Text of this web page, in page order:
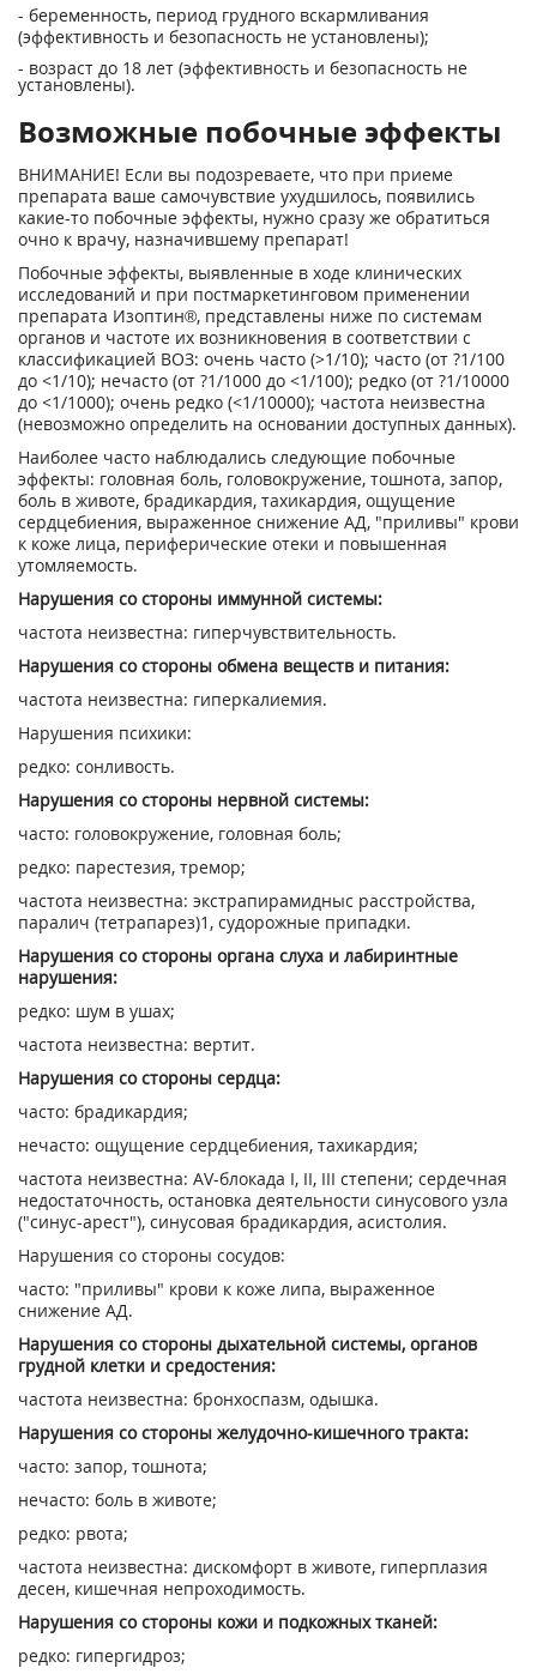
- беременность, период грудного вскармливания
(эффективность и безопасность не установлены);
- возраст до 18 лет (эффективность и безопасность не
установлены).
Возможные побочные эффекты
ВНИМАНИЕ! Если вы подозреваете, что при приеме
препарата ваше самочувствие ухудшилось, появились
какие-то побочные эффекты, нужно сразу же обратиться
очно к врачу, назначившему препарат!
Побочные эффекты, выявленные в ходе клинических
исследований и при постмаркетинговом применении
препарата Изоптин®, представлены ниже по системам
органов и частоте их возникновения в соответствии с
классификацией ВОЗ: очень часто (>1/10); часто (от ?1/100
до <1/10); нечасто (от ?1/1000 до <1/100); редко (от ?1/10000
до <1/1000); очень редко (<1/10000); частота неизвестна
(невозможно определить на основании доступных данных).
Наиболее часто наблюдались следующие побочные
эффекты: головная боль, головокружение, тошнота, запор,
боль в животе, брадикардия, тахикардия, ощущение
сердцебиения, выраженное снижение АД, "приливы" крови
к коже лица, периферические отеки и повышенная
утомляемость.
Нарушения со стороны иммунной системы:
частота неизвестна: гиперчувствительность.
Нарушения со стороны обмена веществ и питания:
частота неизвестна: гиперкалиемия.
Нарушения психики:
редко: сонливость.
Нарушения со стороны нервной системы:
часто: головокружение, головная боль;
редко: парестезия, тремор;
частота неизвестна: экстрапирамидныс расстройства,
паралич (тетрапарез)1 , судорожные припадки.
Нарушения со стороны органа слуха и лабиpинтные
нарушения:
редко: шум в ушах;
частота неизвестна: вертит.
Нарушения со стороны сердца:
часто: брадикардия;
нечасто: ощущение сердцебиения, тахикардия;
частота неизвестна: AV-блокада I, II, III степени; сердечная
недостаточность, остановка деятельности синусового узла
("синус-арест"), синусовая брадикардия, асистолия.
Нарушения со стороны сосудов:
часто: "приливы" крови к коже липа, выраженное
снижение АД.
Нарушения со стороны дыхательной системы, органов
грудной клетки и средостения:
частота неизвестна: бронхоспазм, одышка.
Нарушения со стороны желудочно-кишечного тракта:
часто: запор, тошнота;
нечасто: боль в животе;
редко: рвота;
частота неизвестна: дискомфорт в животе, гиперплазия
десен, кишечная непроходимость.
Нарушения со стороны кожи и подкожных тканей:
редко: гипергидроз;